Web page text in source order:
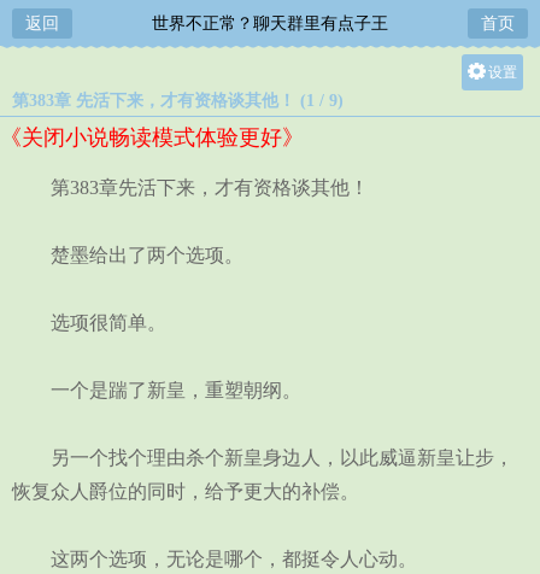
返回 世界不正常？聊天群里有点子王 首页
设置
第383章 先活下来，才有资格谈其他！ (1 / 9)
《关闭小说畅读模式体验更好》
第383章先活下来，才有资格谈其他！
楚墨给出了两个选项。
选项很简单。
一个是踹了新皇，重塑朝纲。
另一个找个理由杀个新皇身边人，以此威逼新皇让步，
恢复众人爵位的同时，给予更大的补偿。
这两个选项，无论是哪个，都挺令人心动。